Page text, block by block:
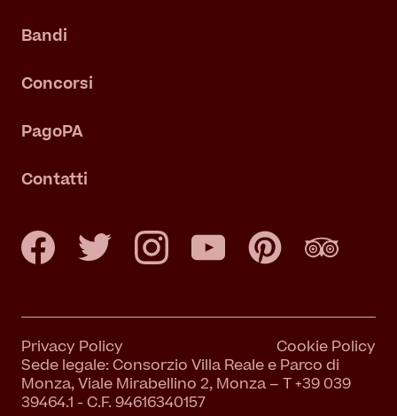
Bandi
Concorsi
PagoPA
Contatti
Privacy Policy
Cookie Policy
Sede legale: Consorzio Villa Reale e Parco di
Monza, Viale Mirabellino 2, Monza – T +39 039
39464.1 - C.F. 94616340157